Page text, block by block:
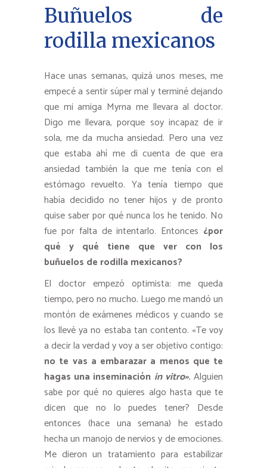
Buñuelos de
rodilla mexicanos
Hace unas semanas, quizá unos meses, me
empecé a sentir súper mal y terminé dejando
que mi amiga Myrna me llevara al doctor.
Digo me llevara, porque soy incapaz de ir
sola, me da mucha ansiedad. Pero una vez
que estaba ahí me di cuenta de que era
ansiedad también la que me tenía con el
estómago revuelto. Ya tenía tiempo que
había decidido no tener hijos y de pronto
quise saber por qué nunca los he tenido. No
fue por falta de intentarlo. Entonces ¿por
qué y qué tiene que ver con los
buñuelos de rodilla mexicanos?
El doctor empezó optimista: me queda
tiempo, pero no mucho. Luego me mandó un
montón de exámenes médicos y cuando se
los llevé ya no estaba tan contento. «Te voy
a decir la verdad y voy a ser objetivo contigo:
no te vas a embarazar a menos que te
hagas una inseminación in vitro». Alguien
sabe por qué no quieres algo hasta que te
dicen que no lo puedes tener? Desde
entonces (hace una semana) he estado
hecha un manojo de nervios y de emociones.
Me dieron un tratamiento para estabilizar